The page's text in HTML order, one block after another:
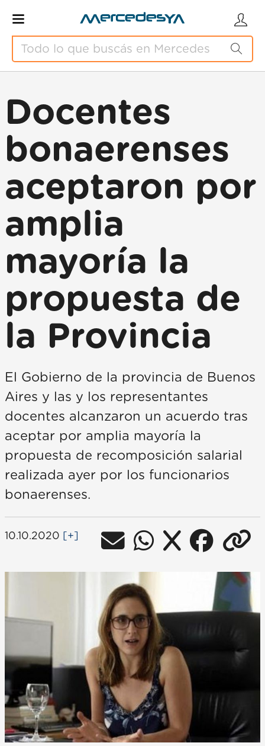
Docentes
bonaerenses
aceptaron por
amplia
mayoría la
propuesta de
la Provincia
El Gobierno de la provincia de Buenos
Aires y las y los representantes
docentes alcanzaron un acuerdo tras
aceptar por amplia mayoría la
propuesta de recomposición salarial
realizada ayer por los funcionarios
bonaerenses.
10.10.2020 [+]